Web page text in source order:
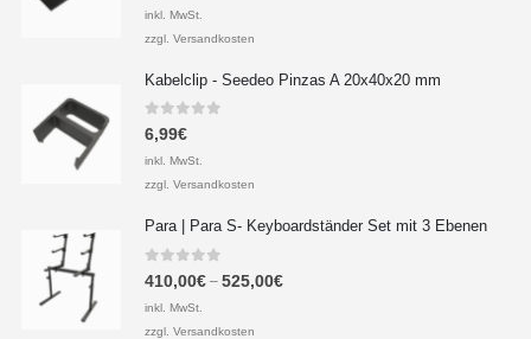
inkl. MwSt.
zzgl. Versandkosten
Kabelclip - Seedeo Pinzas A 20x40x20 mm
0 out of 5
6,99€
inkl. MwSt.
zzgl. Versandkosten
Para | Para S- Keyboardständer Set mit 3 Ebenen
0 out of 5
410,00€– 525,00€
inkl. MwSt.
zzgl. Versandkosten